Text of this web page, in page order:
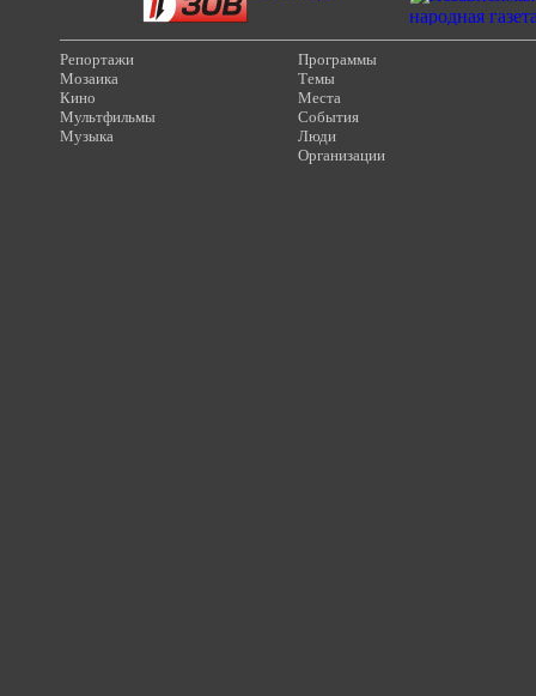
Репортажи
Мозаика
Кино
Мультфильмы
Музыка
Программы
Темы
Места
События
Люди
Организации